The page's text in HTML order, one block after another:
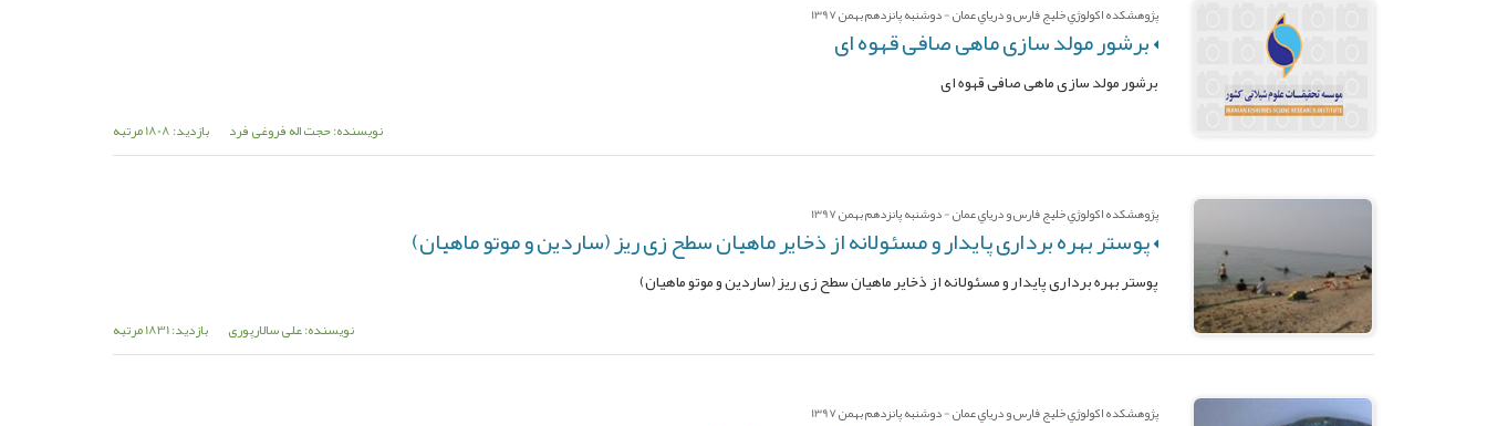
پژوهشکده اکولوژي خليج فارس و درياي عمان - دوشنبه پانزدهم بهمن 1397
برشور مولد سازی ماهی صافی قهوه ای
برشور مولد سازی ماهی صافی قهوه ای
نویسنده: حجت اله فروغی فرد بازدید: 1808 مرتبه
پژوهشکده اکولوژي خليج فارس و درياي عمان - دوشنبه پانزدهم بهمن 1397
پوستر بهره برداری پایدار و مسئولانه از ذخایر ماهیان سطح زی ریز (ساردین و موتو ماهیان)
پوستر بهره برداری پایدار و مسئولانه از ذخایر ماهیان سطح زی ریز (ساردین و موتو ماهیان)
نویسنده: علی سالارپوری بازدید: 1831 مرتبه
پژوهشکده اکولوژي خليج فارس و درياي عمان - دوشنبه پانزدهم بهمن 1397